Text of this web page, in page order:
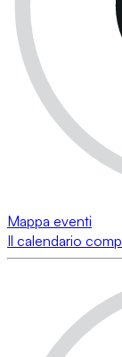
Mappa eventi
Il calendario